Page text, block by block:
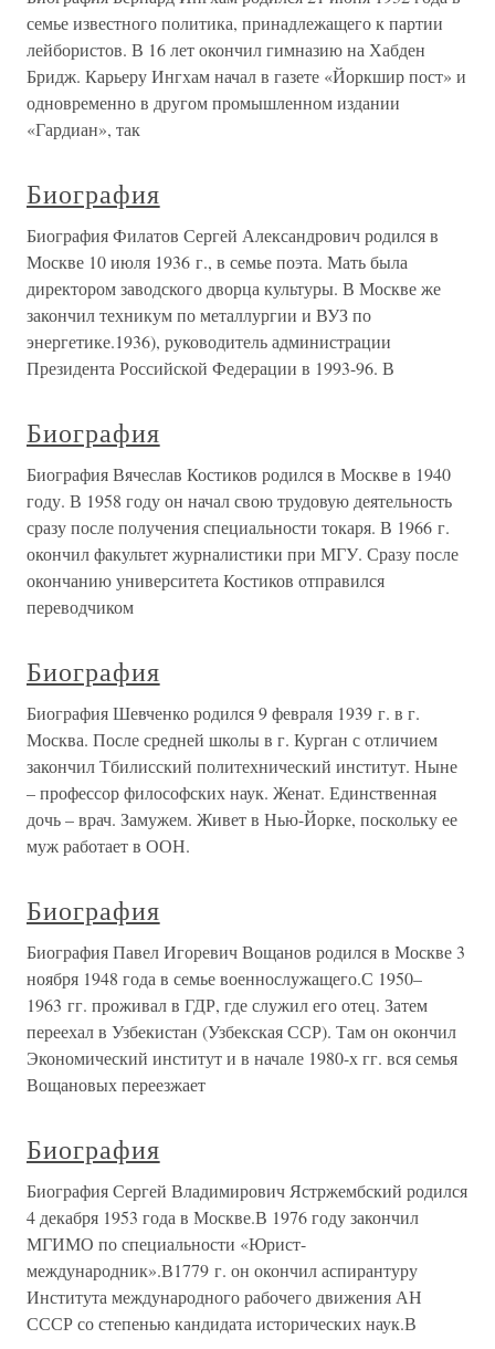
семье известного политика, принадлежащего к партии
лейбористов. В 16 лет окончил гимназию на Хабден
Бридж. Карьеру Ингхам начал в газете «Йоркшир пост» и
одновременно в другом промышленном издании
«Гардиан», так
Биография
Биография Филатов Сергей Александрович родился в
Москве 10 июля 1936 г., в семье поэта. Мать была
директором заводского дворца культуры. В Москве же
закончил техникум по металлургии и ВУЗ по
энергетике.1936), руководитель администрации
Президента Российской Федерации в 1993-96. В
Биография
Биография Вячеслав Костиков родился в Москве в 1940
году. В 1958 году он начал свою трудовую деятельность
сразу после получения специальности токаря. В 1966 г.
окончил факультет журналистики при МГУ. Сразу после
окончанию университета Костиков отправился
переводчиком
Биография
Биография Шевченко родился 9 февраля 1939 г. в г.
Москва. После средней школы в г. Курган с отличием
закончил Тбилисский политехнический институт. Ныне
– профессор философских наук. Женат. Единственная
дочь – врач. Замужем. Живет в Нью-Йорке, поскольку ее
муж работает в ООН.
Биография
Биография Павел Игоревич Вощанов родился в Москве 3
ноября 1948 года в семье военнослужащего.С 1950–
1963 гг. проживал в ГДР, где служил его отец. Затем
переехал в Узбекистан (Узбекская ССР). Там он окончил
Экономический институт и в начале 1980-х гг. вся семья
Вощановых переезжает
Биография
Биография Сергей Владимирович Ястржембский родился
4 декабря 1953 года в Москве.В 1976 году закончил
МГИМО по специальности «Юрист-
международник».В1779 г. он окончил аспирантуру
Института международного рабочего движения АН
СССР со степенью кандидата исторических наук.В